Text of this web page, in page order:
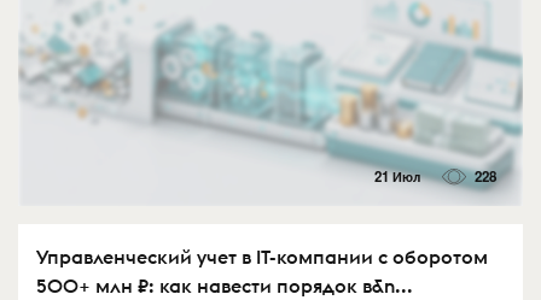
21 Июл 228
Управленческий учет в IT-компании с оборотом
500+ млн ₽: как навести порядок в&n...